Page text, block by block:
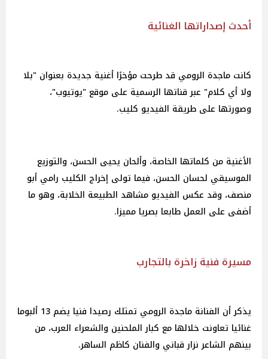
أحدث إصداراتها الغنائية
كانت ماجدة الرومي قد طرحت مؤخرًا أغنية جديدة بعنوان "بلا
ولا أي كلام" عبر قناتها الرسمية على موقع "يوتيوب"،
وصورتها على طريقة الفيديو كليب.
الأغنية من كلماتها الخاصة، وألحان يحيى الحسن، والتوزيع
الموسيقي لحسان الحسن، فيما تولى إخراج الكليب رامي أبو
منصف، وقد عكس الفيديو مشاهد الطبيعة الخلابة، وهو ما
أضفى على العمل طابعا بصريا مميزا.
مسيرة فنية زاخرة بالتجارب
يذكر أن الفنانة ماجدة الرومي تمتلك رصيدا فنيا يضم 13 ألبوما
غنائيا تعاونت خلالها مع كبار الملحنين والشعراء العرب، من
بينهم الشاعر نزار قباني والفنان كاظم الساهر.